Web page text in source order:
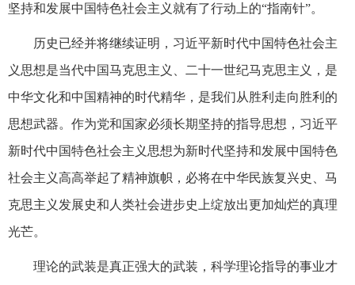
坚持和发展中国特色社会主义就有了行动上的“指南针”。
历史已经并将继续证明，习近平新时代中国特色社会主
义思想是当代中国马克思主义、二十一世纪马克思主义，是
中华文化和中国精神的时代精华，是我们从胜利走向胜利的
思想武器。作为党和国家必须长期坚持的指导思想，习近平
新时代中国特色社会主义思想为新时代坚持和发展中国特色
社会主义高高举起了精神旗帜，必将在中华民族复兴史、马
克思主义发展史和人类社会进步史上绽放出更加灿烂的真理
光芒。
理论的武装是真正强大的武装，科学理论指导的事业才